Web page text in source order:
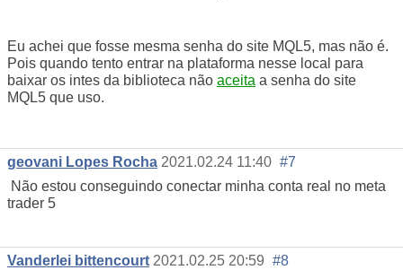
Eu achei que fosse mesma senha do site MQL5, mas não é.
Pois quando tento entrar na plataforma nesse local para
baixar os intes da biblioteca não aceita a senha do site
MQL5 que uso.
geovani Lopes Rocha 2021.02.24 11:40 #7
Não estou conseguindo conectar minha conta real no meta
trader 5
Vanderlei bittencourt 2021.02.25 20:59 #8